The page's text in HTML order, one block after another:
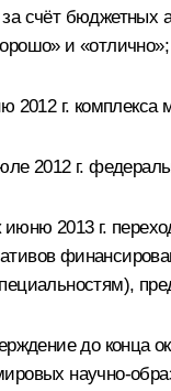
счёт бюджетных
и «отлично»;
2012 г.
2012 г.
2013 г.
до конца
научно-